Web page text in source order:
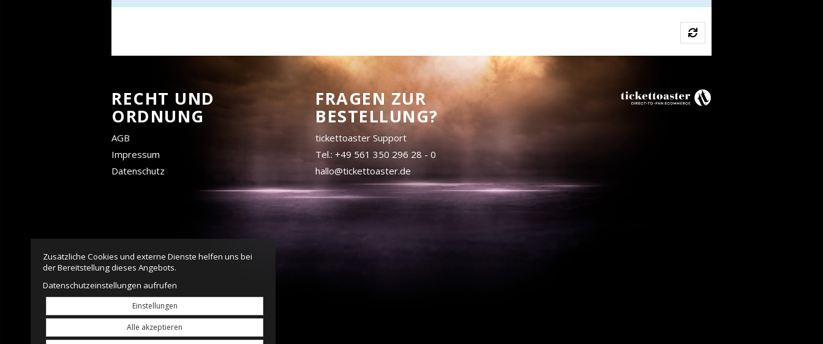
RECHT UND
ORDNUNG
AGB
Impressum
Datenschutz
FRAGEN ZUR
BESTELLUNG?
tickettoaster Support
Tel.: +49 561 350 296 28 - 0
hallo@tickettoaster.de
Zusätzliche Cookies und externe Dienste helfen uns bei
der Bereitstellung dieses Angebots.
Datenschutzeinstellungen aufrufen
Einstellungen
Alle akzeptieren